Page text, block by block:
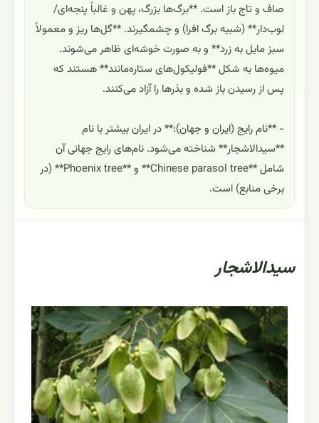
صاف و تاج باز است. **برگ‌ها بزرگ، پهن و غالباً پنجه‌ای/
لوب‌دار** (شبیه برگ افرا) و چشمگیرند. **گل‌ها ریز و معمولاً
سبز مایل به زرد** و به صورت خوشه‌ای ظاهر می‌شوند.
میوه‌ها به شکل **فولیکول‌های ستاره‌مانند** هستند که
پس از رسیدن باز شده و بذرها را آزاد می‌کنند.
- **نام رایج (ایران و جهان):** در ایران بیشتر با نام
**سیدالاشجار** شناخته می‌شود. نام‌های رایج جهانی آن
شامل **Chinese parasol tree** و **Phoenix tree** (در
برخی منابع) است.
سیدالاشجار